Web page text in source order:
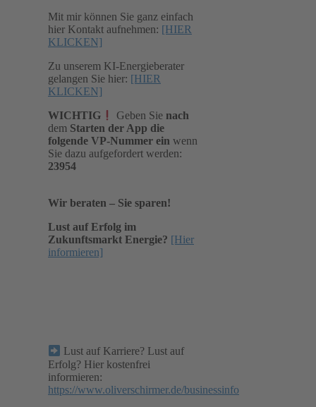
Mit mir können Sie ganz einfach
hier Kontakt aufnehmen: [HIER
KLICKEN]
Zu unserem KI-Energieberater
gelangen Sie hier: [HIER
KLICKEN]
WICHTIG Geben Sie nach
dem Starten der App die
folgende VP-Nummer ein wenn
Sie dazu aufgefordert werden:
23954
Wir beraten – Sie sparen!
Lust auf Erfolg im
Zukunftsmarkt Energie? [Hier
informieren]
Lust auf Karriere? Lust auf
Erfolg? Hier kostenfrei
informieren:
https://www.oliverschirmer.de/businessinfo